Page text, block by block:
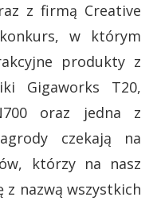
z firmą Creative
w którym
produkty z
Gigaworks T20,
oraz jedna z
czekają na
którzy na nasz
nazwą wszystkich